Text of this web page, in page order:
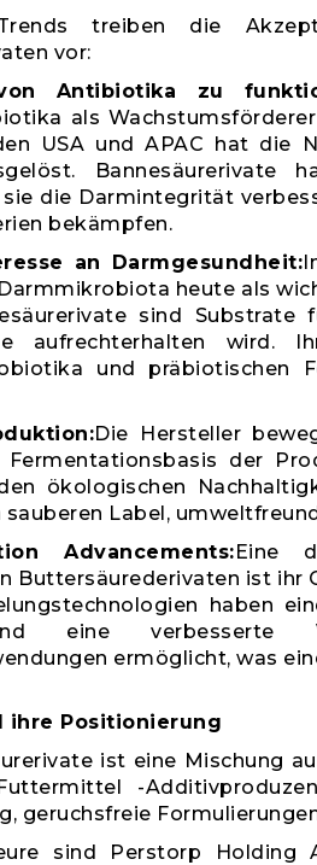
treiben die
vor:
Antibiotika zu
als
USA und APAC hat die
Bannesäurerivate
die Darmintegrität
bekämpfen.
an Darmgesundheit:
heute als
sind
aufrechterhalten wird.
und präbiotischen
Die Hersteller
der
ökologischen
sauberen Label,
Advancements:Eine
Buttersäurederivaten ist ihr
haben
eine
ermöglicht, was
ihre Positionierung
ist eine Mischung
-
geruchsfreie
sind Perstorp Holding